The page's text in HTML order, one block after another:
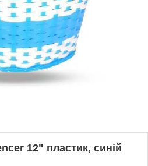
12" пластик, синій